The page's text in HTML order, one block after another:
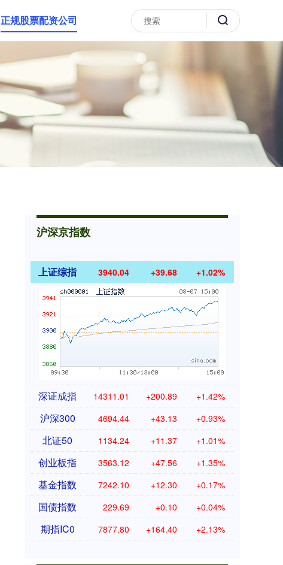
正规股票配资公司
沪深京指数
上证综指 3940.04 +39.68 +1.02%
深证成指 14311.01 +200.89 +1.42%
沪深300 4694.44 +43.13 +0.93%
北证50 1134.24 +11.37 +1.01%
创业板指 3563.12 +47.56 +1.35%
基金指数 7242.10 +12.30 +0.17%
国债指数 229.69 +0.10 +0.04%
期指IC0 7877.80 +164.40 +2.13%